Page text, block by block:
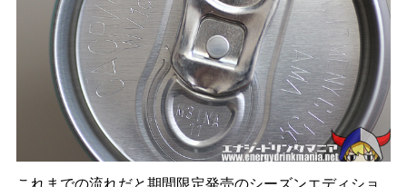
これまでの流れだと期間限定発売のシーズンエディショ